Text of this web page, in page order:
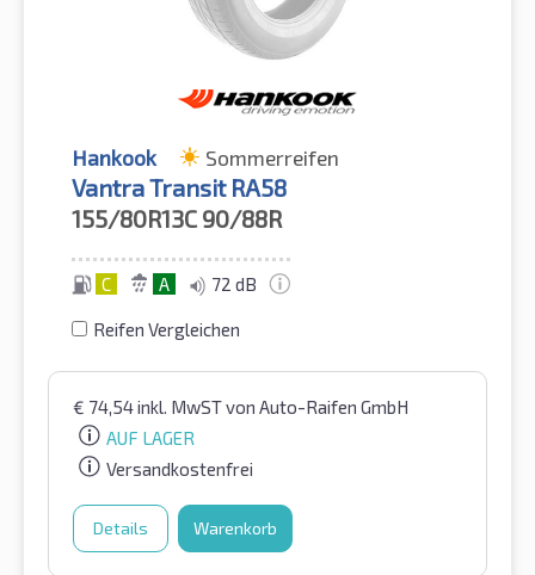
Hankook Sommerreifen
Vantra Transit RA58
155/80R13C 90/88R
C A 72 dB
Reifen Vergleichen
€ 74,54inkl. MwSTvon Auto-Raifen GmbH
AUF LAGER
Versandkostenfrei
Details Warenkorb